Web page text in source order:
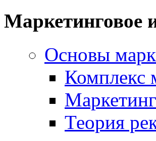
Маркетинговое
Основы
Комплекс
Теория